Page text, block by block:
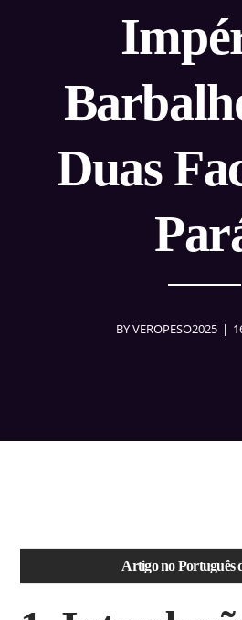
Duas
BYVEROPESO2025
Artigo no Português